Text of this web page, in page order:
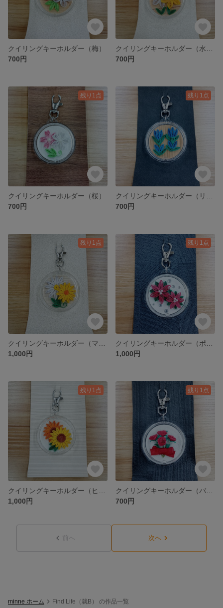
クイリングキーホルダー（梅）
700円
700円
残り1点
クイリングキーホルダー（桜）
700円
残り1点
700円
残り1点
1,000円
残り1点
1,000円
残り1点
1,000円
残り1点
700円
前へ 次へ
minne ホーム Find Life（就B） の作品一覧